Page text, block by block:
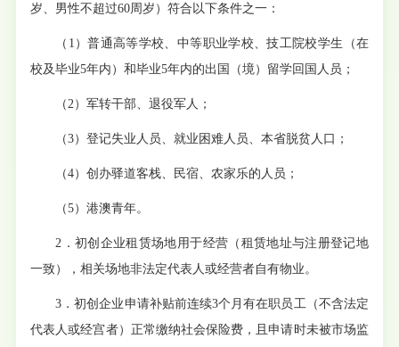
岁、男性不超过60周岁）符合以下条件之一 ：
（ 1 ）普通高等学校、中等职业学校、技工院校学生（在
校及毕业5年内）和毕业5年内的出国（境）留学回国人员；
（ 2 ）军转干部、退役军人；
（3）登记失业人员、就业困难人员、本省脱贫人口；
（4）创办驿道客栈、民宿、农家乐的人员；
（5）港澳青年。
2．初创企业租赁场地用于经营（租赁地址与注册登记地
一致），相关场地非法定代表人或经营者自有物业。
3．初创企业申请补贴前连续3个月有在职 员工
（不含法定
代表人或经宫者）正常缴纳社会保险费，且申请时未被市场监